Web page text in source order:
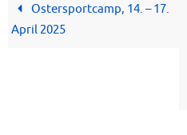
Ostersportcamp, 14. – 17.
April 2025